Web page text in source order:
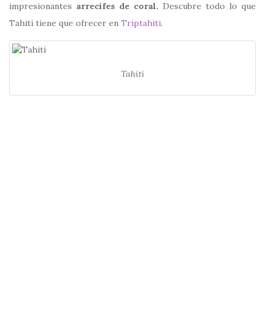
impresionantes arrecifes de coral. Descubre todo lo que
Tahiti tiene que ofrecer en Triptahiti.
Tahiti